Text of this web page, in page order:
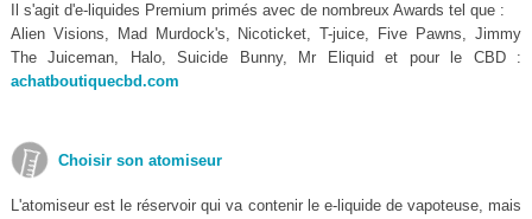
Il s'agit d'e-liquides Premium primés avec de nombreux Awards tel que :
Alien Visions, Mad Murdock's, Nicoticket, T-juice, Five Pawns, Jimmy
The Juiceman, Halo, Suicide Bunny, Mr Eliquid et pour le CBD :
achatboutiquecbd.com
Choisir son atomiseur
L'atomiseur est le réservoir qui va contenir le e-liquide de vapoteuse, mais